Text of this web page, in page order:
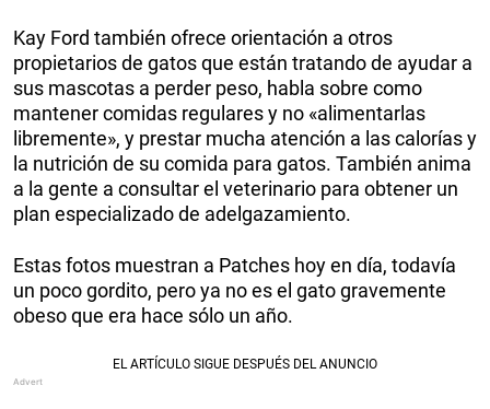
Kay Ford también ofrece orientación a otros
propietarios de gatos que están tratando de ayudar a
sus mascotas a perder peso, habla sobre como
mantener comidas regulares y no «alimentarlas
libremente», y prestar mucha atención a las calorías y
la nutrición de su comida para gatos. También anima
a la gente a consultar el veterinario para obtener un
plan especializado de adelgazamiento.
Estas fotos muestran a Patches hoy en día, todavía
un poco gordito, pero ya no es el gato gravemente
obeso que era hace sólo un año.